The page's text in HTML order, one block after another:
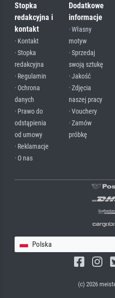
Stopka
redakcyjna i
kontakt
· Kontakt
· Stopka
redakcyjna
· Regulamin
· Ochrona
danych
· Prawo do
odstąpienia
od umowy
· Reklamacje
· O nas
Dodatkowe
informacje
· Własny
motyw
· Sprzedaj
swoją sztukę
· Jakość
· Zdjęcia
naszej pracy
· Vouchery
· Zamów
próbkę
Polska
(c) 2026